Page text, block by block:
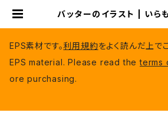
バッターのイラスト | いらも
EPS素材です。利用規約をよく読んだ上で
EPS material. Please read theterms
ore purchasing.